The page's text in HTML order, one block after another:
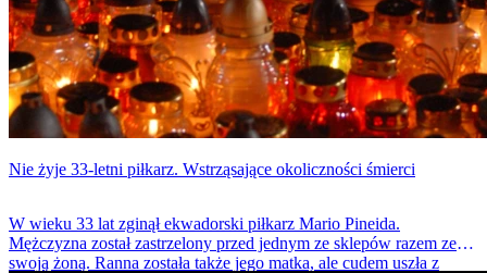
Nie żyje 33-letni piłkarz. Wstrząsające okoliczności śmierci
W wieku 33 lat zginął ekwadorski piłkarz Mario Pineida.
Mężczyzna został zastrzelony przed jednym ze sklepów razem ze
swoją żoną. Ranna została także jego matka, ale cudem uszła z